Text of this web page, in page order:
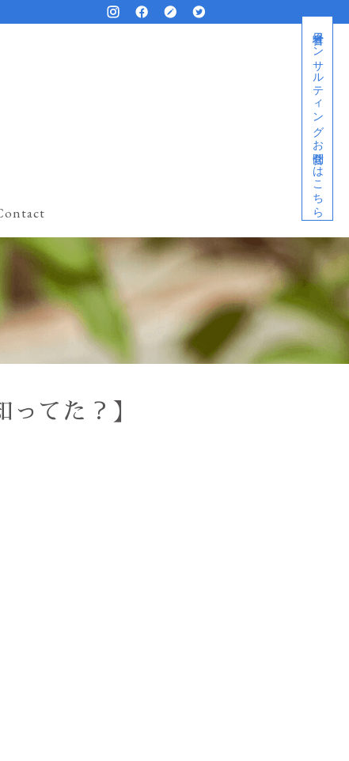
経営者コンサルティングお問合せはこちら
てた？】